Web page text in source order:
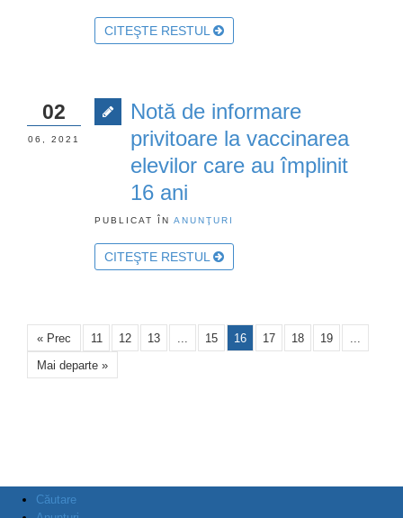
CITEŞTE RESTUL
Notă de informare
privitoare la vaccinarea
elevilor care au împlinit
16 ani
PUBLICAT ÎN ANUNŢURI
CITEŞTE RESTUL
02
06, 2021
« Prec 11 12 13 15 16 17 18 19
Mai departe »
Căutare